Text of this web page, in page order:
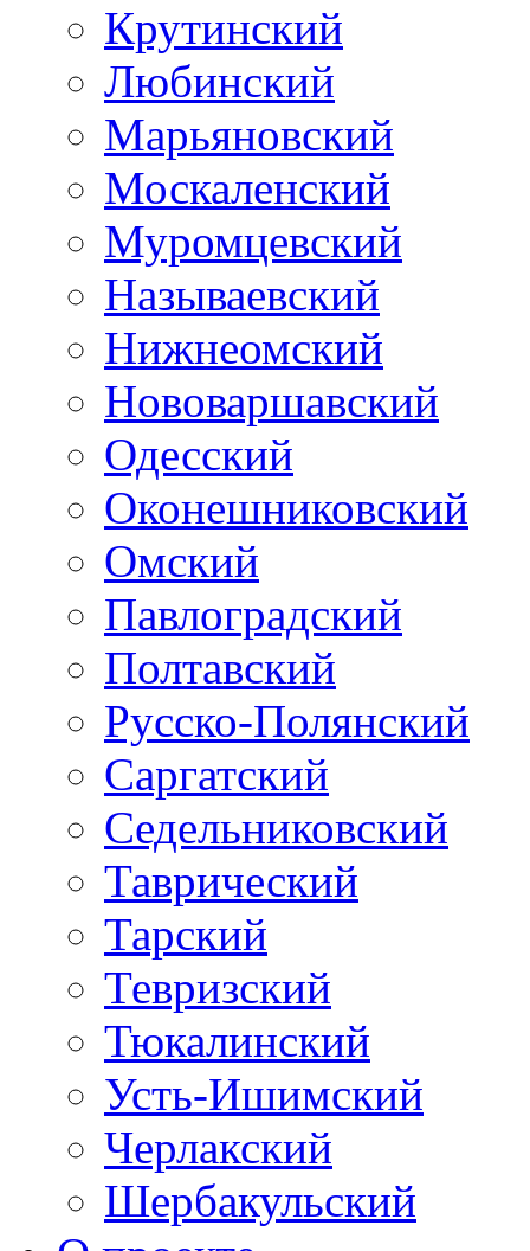
Крутинский
Любинский
Марьяновский
Москаленский
Муромцевский
Называевский
Нижнеомский
Нововаршавский
Одесский
Оконешниковский
Омский
Павлоградский
Полтавский
Русско-Полянский
Саргатский
Седельниковский
Таврический
Тарский
Тевризский
Тюкалинский
Усть-Ишимский
Черлакский
Шербакульский